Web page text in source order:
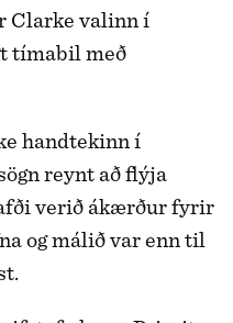
Clarke valinn í
tímabil með
handtekinn í
reynt að flýja
verið ákærður fyrir
og málið var enn til